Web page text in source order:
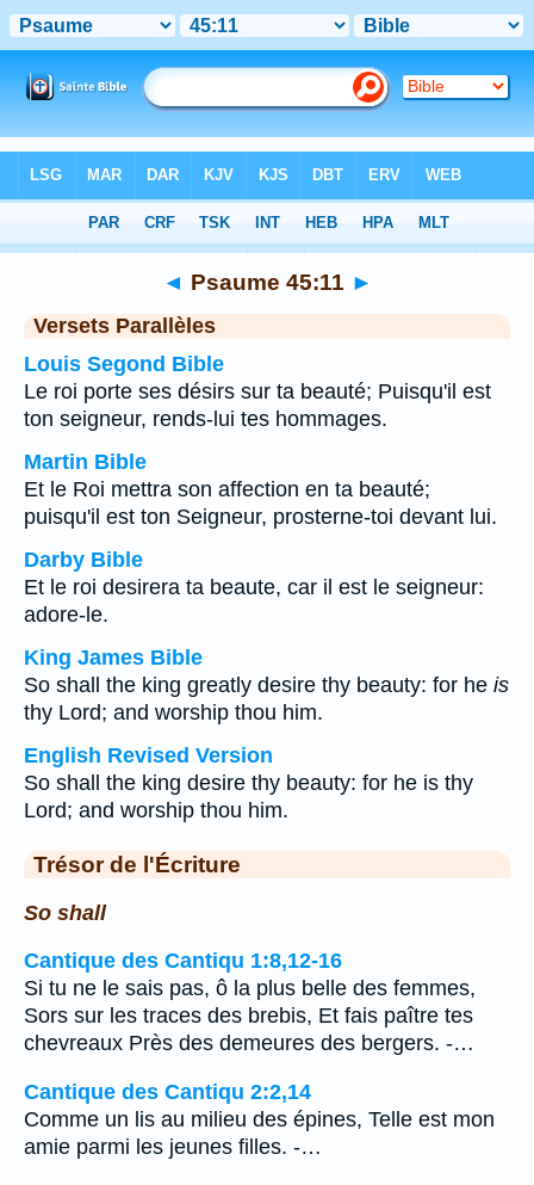
Chapitre 45> Verset 11
◄ Psaume 45:11 ►
Versets Parallèles
Louis Segond Bible
Le roi porte ses désirs sur ta beauté; Puisqu'il est
ton seigneur, rends-lui tes hommages.
Martin Bible
Et le Roi mettra son affection en ta beauté;
puisqu'il est ton Seigneur, prosterne-toi devant lui.
Darby Bible
Et le roi desirera ta beaute, car il est le seigneur:
adore-le.
King James Bible
So shall the king greatly desire thy beauty: for he is
thy Lord; and worship thou him.
English Revised Version
So shall the king desire thy beauty: for he is thy
Lord; and worship thou him.
Trésor de l'Écriture
So shall
Cantique des Cantiqu 1:8,12-16
Si tu ne le sais pas, ô la plus belle des femmes,
Sors sur les traces des brebis, Et fais paître tes
chevreaux Près des demeures des bergers. -…
Cantique des Cantiqu 2:2,14
Comme un lis au milieu des épines, Telle est mon
amie parmi les jeunes filles. -…